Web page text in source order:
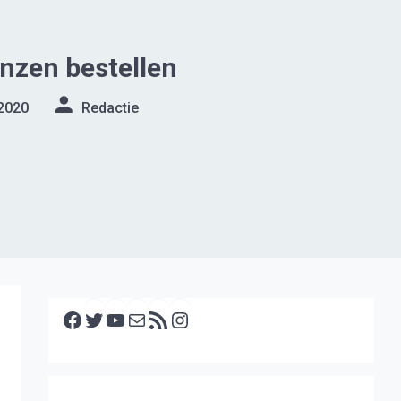
bestellen
Redactie
Facebook Twitter YouTube E-mail RSS feed